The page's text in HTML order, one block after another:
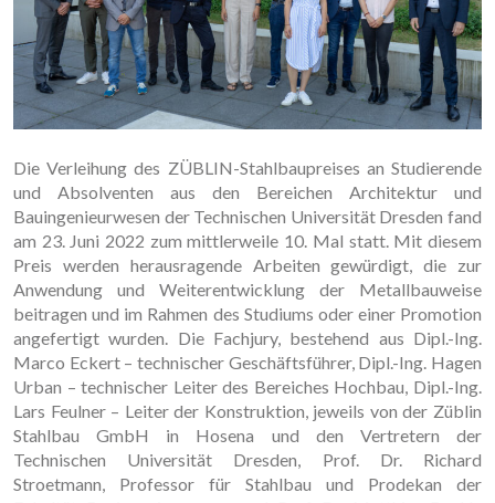
Die Verleihung des ZÜBLIN-Stahlbaupreises an Studierende
und Absolventen aus den Bereichen Architektur und
Bauingenieurwesen der Technischen Universität Dresden fand
am 23. Juni 2022 zum mittlerweile 10. Mal statt. Mit diesem
Preis werden herausragende Arbeiten gewürdigt, die zur
Anwendung und Weiterentwicklung der Metallbauweise
beitragen und im Rahmen des Studiums oder einer Promotion
angefertigt wurden. Die Fachjury, bestehend aus Dipl.-Ing.
Marco Eckert – technischer Geschäftsführer, Dipl.-Ing. Hagen
Urban – technischer Leiter des Bereiches Hochbau, Dipl.-Ing.
Lars Feulner – Leiter der Konstruktion, jeweils von der Züblin
Stahlbau GmbH in Hosena und den Vertretern der
Technischen Universität Dresden, Prof. Dr. Richard
Stroetmann, Professor für Stahlbau und Prodekan der